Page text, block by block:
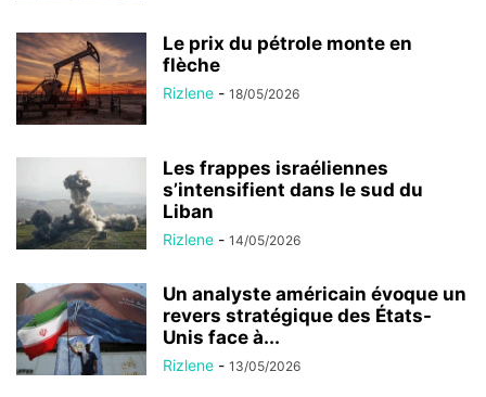
Le prix du pétrole monte en
flèche
Rizlene - 18/05/2026
Les frappes israéliennes
s’intensifient dans le sud du
Liban
Rizlene - 14/05/2026
Un analyste américain évoque un
revers stratégique des États-
Unis face à...
Rizlene - 13/05/2026